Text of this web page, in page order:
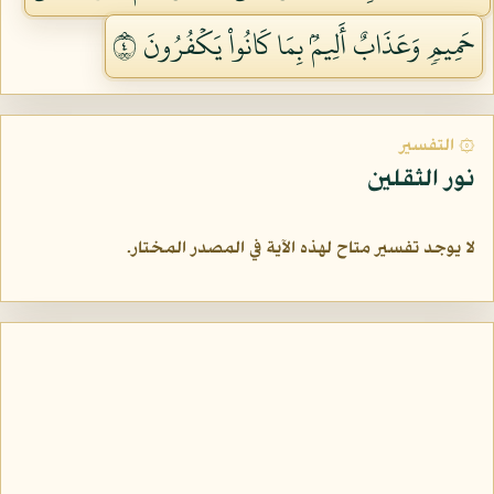
حَمِيمٖ وَعَذَابٌ أَلِيمُۢ بِمَا كَانُواْ يَكۡفُرُونَ ٤
۞ التفسير
نور الثقلين
لا يوجد تفسير متاح لهذه الآية في المصدر المختار.